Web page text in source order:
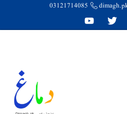
03121714085